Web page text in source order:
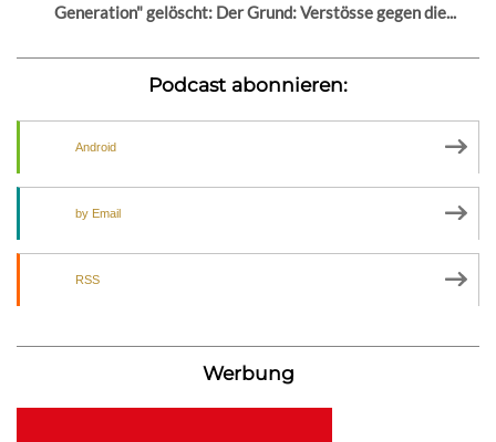
Generation" gelöscht: Der Grund: Verstösse gegen die...
Podcast abonnieren:
Android
by Email
RSS
Werbung